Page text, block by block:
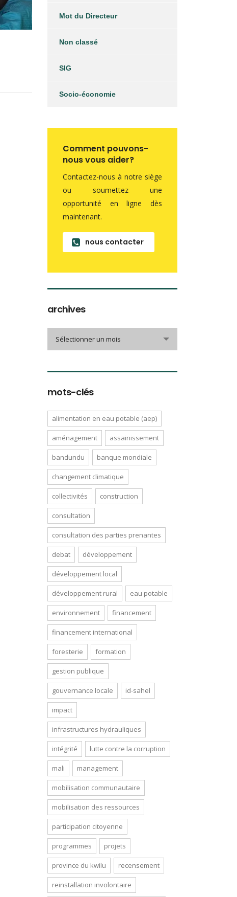
Mot du Directeur
Non classé
SIG
Socio-économie
Comment pouvons-
nous vous aider?
Contactez-nous à notre siège
ou soumettez une
opportunité en ligne dès
maintenant.
nous contacter
archives
Sélectionner un mois
mots-clés
alimentation en eau potable (aep)
aménagement assainissement
bandundu banque mondiale
changement climatique
collectivités construction
consultation
consultation des parties prenantes
debat développement
développement local
développement rural eau potable
environnement financement
financement international
foresterie formation
gestion publique
gouvernance locale id-sahel
impact
infrastructures hydrauliques
intégrité lutte contre la corruption
mali management
mobilisation communautaire
mobilisation des ressources
participation citoyenne
programmes projets
province du kwilu recensement
reinstallation involontaire